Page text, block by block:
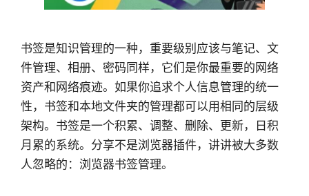
书签是知识管理的一种，重要级别应该与笔记、文
件管理、相册、密码同样，它们是你最重要的网络
资产和网络痕迹。如果你追求个人信息管理的统一
性，书签和本地文件夹的管理都可以用相同的层级
架构。书签是一个积累、调整、删除、更新，日积
月累的系统。分享不是浏览器插件，讲讲被大多数
人忽略的：浏览器书签管理。